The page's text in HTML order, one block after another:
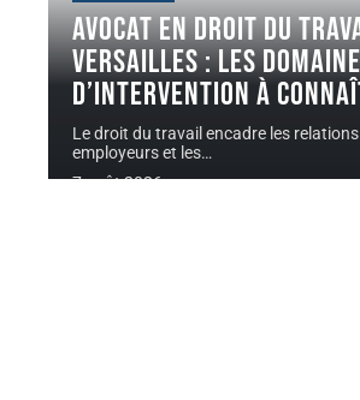
Avocat en droit du
Versailles : les
d’intervention à
Le droit du travail encadre les
employeurs et les…
7 août 2026